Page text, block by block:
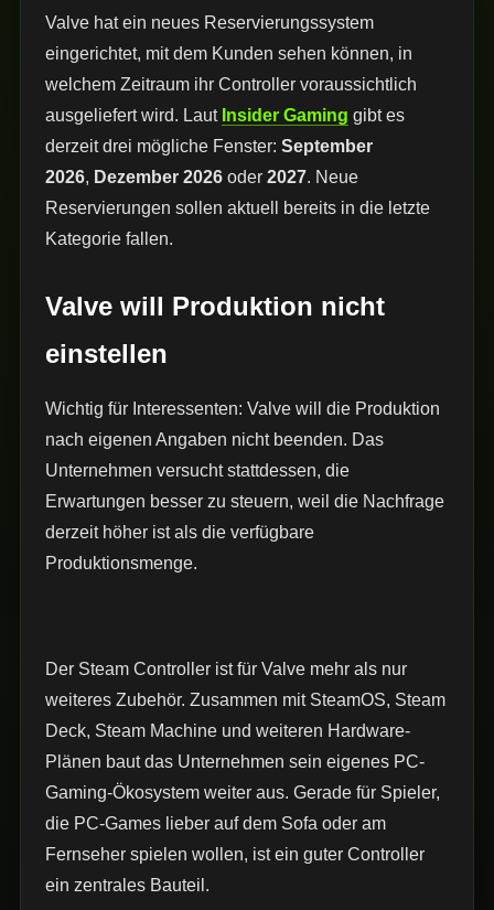
Valve hat ein neues Reservierungssystem
eingerichtet, mit dem Kunden sehen können, in
welchem Zeitraum ihr Controller voraussichtlich
ausgeliefert wird. Laut Insider Gaming gibt es
derzeit drei mögliche Fenster: September
2026, Dezember 2026 oder 2027. Neue
Reservierungen sollen aktuell bereits in die letzte
Kategorie fallen.
Valve will Produktion nicht
einstellen
Wichtig für Interessenten: Valve will die Produktion
nach eigenen Angaben nicht beenden. Das
Unternehmen versucht stattdessen, die
Erwartungen besser zu steuern, weil die Nachfrage
derzeit höher ist als die verfügbare
Produktionsmenge.
Der Steam Controller ist für Valve mehr als nur
weiteres Zubehör. Zusammen mit SteamOS, Steam
Deck, Steam Machine und weiteren Hardware-
Plänen baut das Unternehmen sein eigenes PC-
Gaming-Ökosystem weiter aus. Gerade für Spieler,
die PC-Games lieber auf dem Sofa oder am
Fernseher spielen wollen, ist ein guter Controller
ein zentrales Bauteil.